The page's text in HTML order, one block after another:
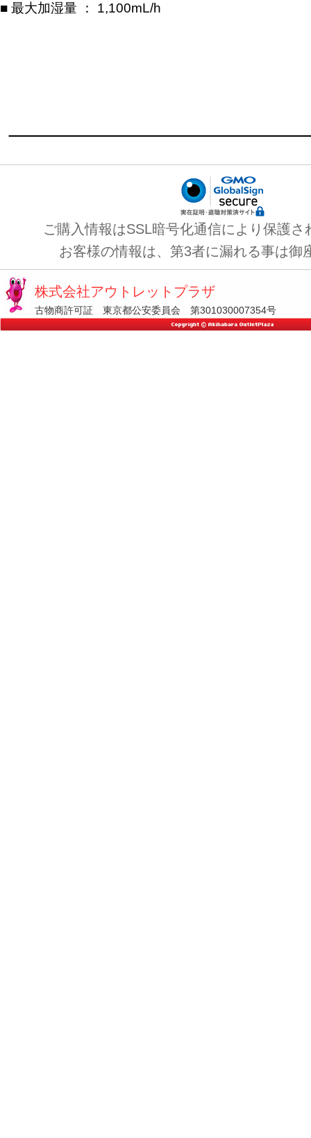
■ 最大加湿量 ： 1,100mL/h
ご購入情報はSSL暗号化通信により保護さ
お客様の情報は、第3者に漏れる事は御
株式会社アウトレットプラザ
古物商許可証 東京都公安委員会 第301030007354号